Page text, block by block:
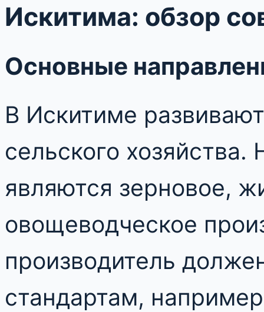
Искитима: обзор
Основные
В Искитиме
сельского
являются зерновое,
овощеводческое
производитель
стандартам,